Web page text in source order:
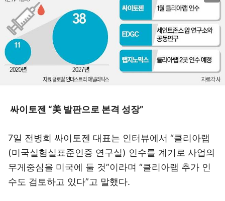
싸이토젠 “美 발판으로 본격 성장”
7일 전병희 싸이토젠 대표는 인터뷰에서 “클리아랩
(미국실험실표준인증 연구실) 인수를 계기로 사업의
무게중심을 미국에 둘 것”이라며 “클리아랩 추가 인
수도 검토하고 있다”고 말했다.